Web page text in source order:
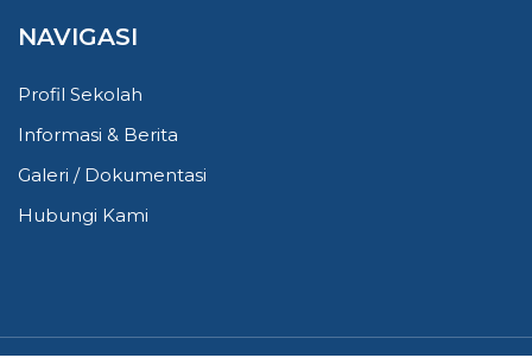
NAVIGASI
Profil Sekolah
Informasi & Berita
Galeri / Dokumentasi
Hubungi Kami